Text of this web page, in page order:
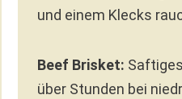
und einem Klecks
Beef Brisket:
über Stunden bei